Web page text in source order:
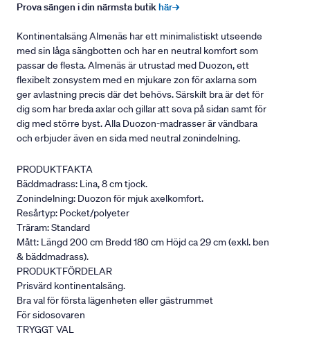
Prova sängen i din närmsta butikhär→
Kontinentalsäng Almenäs har ett minimalistiskt utseende
med sin låga sängbotten och har en neutral komfort som
passar de flesta. Almenäs är utrustad med Duozon, ett
flexibelt zonsystem med en mjukare zon för axlarna som
ger avlastning precis där det behövs. Särskilt bra är det för
dig som har breda axlar och gillar att sova på sidan samt för
dig med större byst. Alla Duozon-madrasser är vändbara
och erbjuder även en sida med neutral zonindelning.
PRODUKTFAKTA
Bäddmadrass: Lina, 8 cm tjock.
Zonindelning: Duozon för mjuk axelkomfort.
Resårtyp: Pocket/polyeter
Träram: Standard
Mått: Längd 200 cm Bredd 180 cm Höjd ca 29 cm (exkl. ben
& bäddmadrass).
PRODUKTFÖRDELAR
Prisvärd kontinentalsäng.
Bra val för första lägenheten eller gästrummet
För sidosovaren
TRYGGT VAL